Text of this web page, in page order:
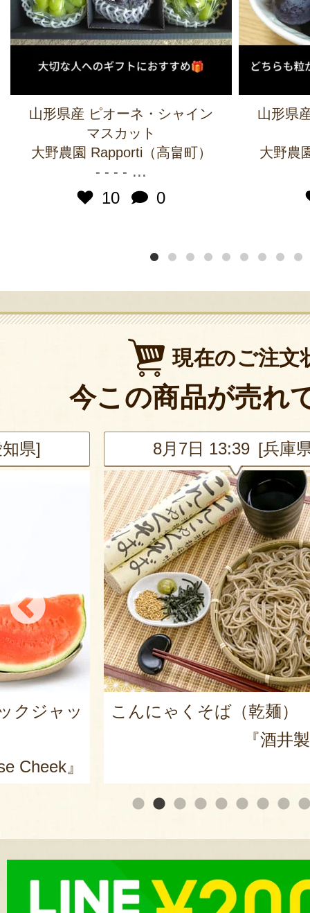
山形県産 ピオーネ・シャイン
マスカット
大野農園 Rapporti（高畠町）
- - - - ...
10
0
山形県
大野農
現在のご注文
今この商品が売れ
県]
）
8月7日 10:06 [東京
山形県産 尾花沢スイカ 大
皇ザ・スウィート」